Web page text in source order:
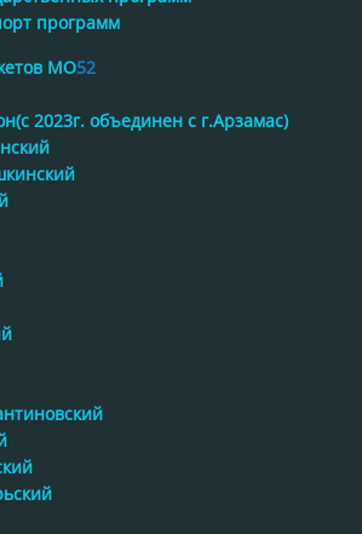
программ
МО52
2023г. объединен с г.Арзамас)